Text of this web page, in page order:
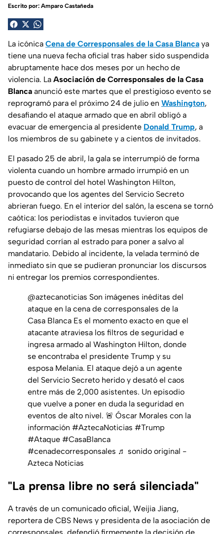
Escrito por: Amparo Castañeda
La icónica Cena de Corresponsales de la Casa Blanca ya
tiene una nueva fecha oficial tras haber sido suspendida
abruptamente hace dos meses por un hecho de
violencia. La Asociación de Corresponsales de la Casa
Blanca anunció este martes que el prestigioso evento se
reprogramó para el próximo 24 de julio en Washington,
desafiando el ataque armado que en abril obligó a
evacuar de emergencia al presidente Donald Trump, a
los miembros de su gabinete y a cientos de invitados.
El pasado 25 de abril, la gala se interrumpió de forma
violenta cuando un hombre armado irrumpió en un
puesto de control del hotel Washington Hilton,
provocando que los agentes del Servicio Secreto
abrieran fuego. En el interior del salón, la escena se tornó
caótica: los periodistas e invitados tuvieron que
refugiarse debajo de las mesas mientras los equipos de
seguridad corrían al estrado para poner a salvo al
mandatario. Debido al incidente, la velada terminó de
inmediato sin que se pudieran pronunciar los discursos
ni entregar los premios correspondientes.
@aztecanoticias Son imágenes inéditas del
ataque en la cena de corresponsales de la
Casa Blanca Es el momento exacto en que el
atacante atraviesa los filtros de seguridad e
ingresa armado al Washington Hilton, donde
se encontraba el presidente Trump y su
esposa Melania. El ataque dejó a un agente
del Servicio Secreto herido y desató el caos
entre más de 2,000 asistentes. Un episodio
que vuelve a poner en duda la seguridad en
eventos de alto nivel. 🚨 Óscar Morales con la
información #AztecaNoticias #Trump
#Ataque #CasaBlanca
#cenadecorresponsales ♬ sonido original -
Azteca Noticias
"La prensa libre no será silenciada"
A través de un comunicado oficial, Weijia Jiang,
reportera de CBS News y presidenta de la asociación de